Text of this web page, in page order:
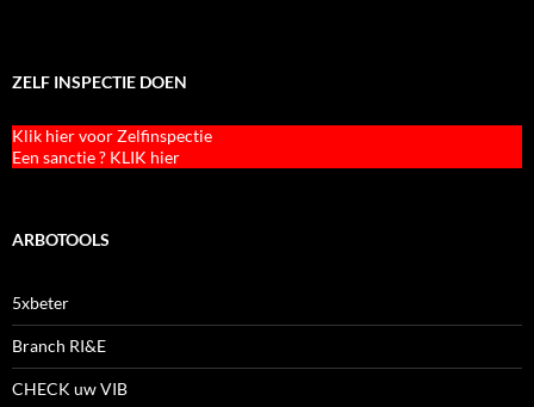
ZELF INSPECTIE DOEN
Klik hier voor Zelfinspectie
Een sanctie ? KLIK hier
ARBOTOOLS
5xbeter
Branch RI&E
CHECK uw VIB